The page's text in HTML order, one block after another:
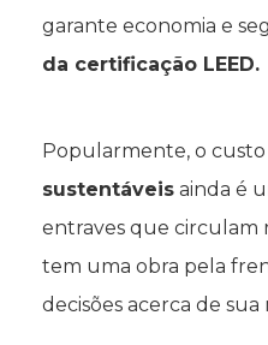
garante economia e
da certificação LEED.
Popularmente, o custo
sustentáveis ainda é
entraves que circulam
tem uma obra pela
decisões acerca de sua